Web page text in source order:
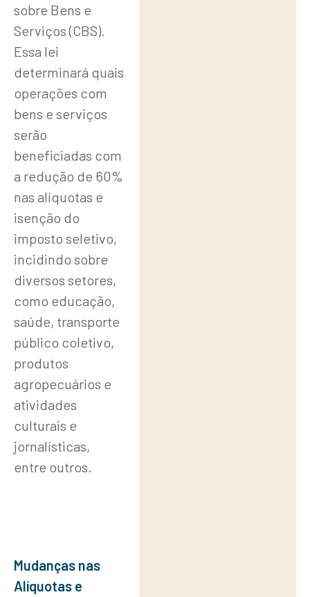
Implicações
para a
Hotelaria e
Outros
Setores
Tipos de
Conteúdo
sobre Bens e
Serviços (CBS).
Essa lei
determinará quais
operações com
bens e serviços
serão
beneficiadas com
a redução de 60%
nas alíquotas e
isenção do
imposto seletivo,
incidindo sobre
diversos setores,
como educação,
saúde, transporte
público coletivo,
produtos
agropecuários e
atividades
culturais e
jornalísticas,
entre outros.
Mudanças nas
Alíquotas e